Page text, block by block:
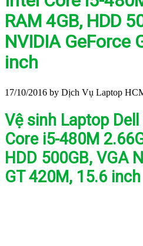
RAM 4GB, HDD
NVIDIA GeForce
inch
17/10/2016 by Dịch Vụ Laptop
Vệ sinh Laptop Dell
Core i5-480M
HDD 500GB, VGA
GT 420M, 15.6 inch